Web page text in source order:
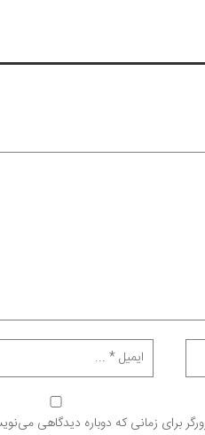
برای زمانی که دوباره دیدگاهی